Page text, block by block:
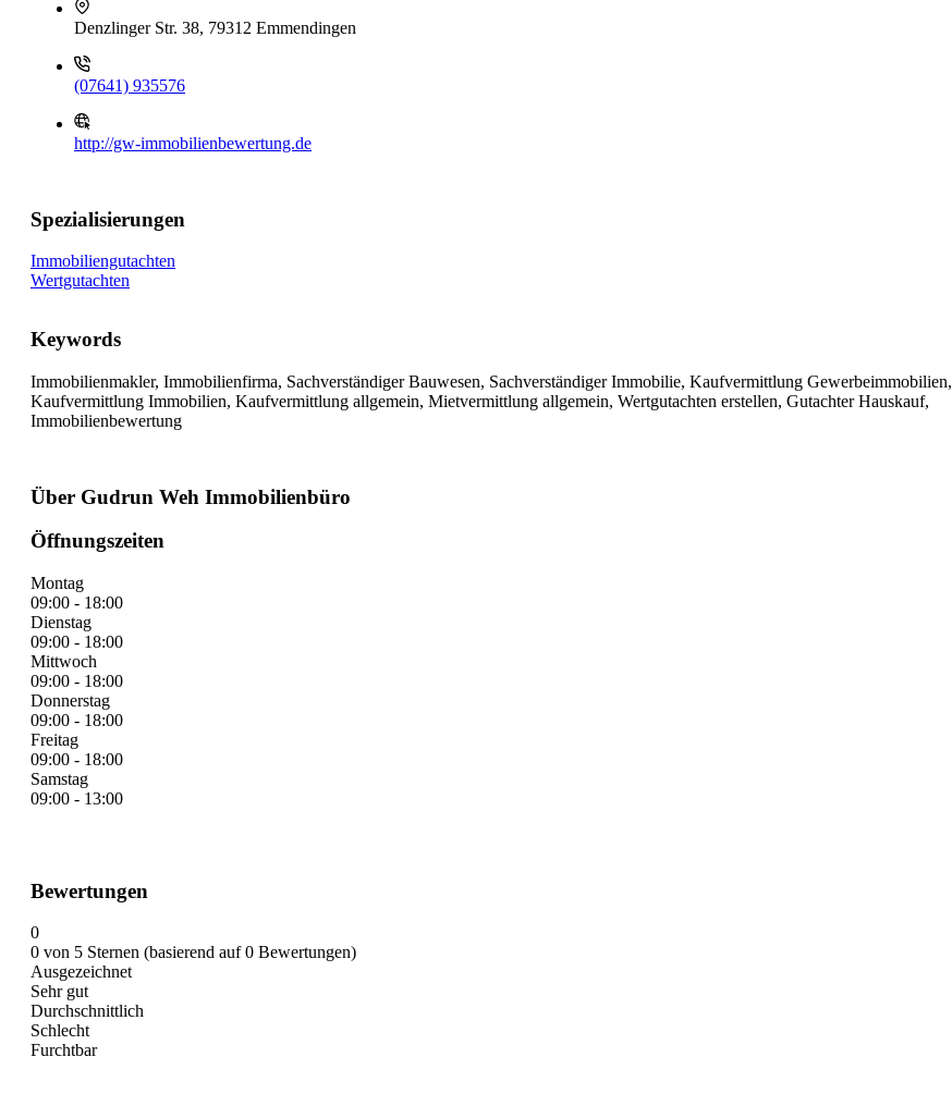
Denzlinger Str. 38, 79312 Emmendingen
(07641) 935576
http://gw-immobilienbewertung.de
Spezialisierungen
Immobiliengutachten
Wertgutachten
Keywords
Immobilienmakler, Immobilienfirma, Sachverständiger Bauwesen, Sachverständiger Immobilie, Kaufvermittlung Gewerbeimmobilien,
Kaufvermittlung Immobilien, Kaufvermittlung allgemein, Mietvermittlung allgemein, Wertgutachten erstellen, Gutachter Hauskauf,
Immobilienbewertung
Über Gudrun Weh Immobilienbüro
Öffnungszeiten
Montag
09:00 - 18:00
Dienstag
09:00 - 18:00
Mittwoch
09:00 - 18:00
Donnerstag
09:00 - 18:00
Freitag
09:00 - 18:00
Samstag
09:00 - 13:00
Bewertungen
0
0 von 5 Sternen (basierend auf 0 Bewertungen)
Ausgezeichnet
Sehr gut
Durchschnittlich
Schlecht
Furchtbar